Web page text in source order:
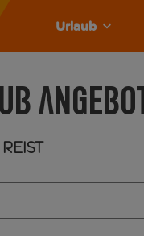
Urlaub
reist